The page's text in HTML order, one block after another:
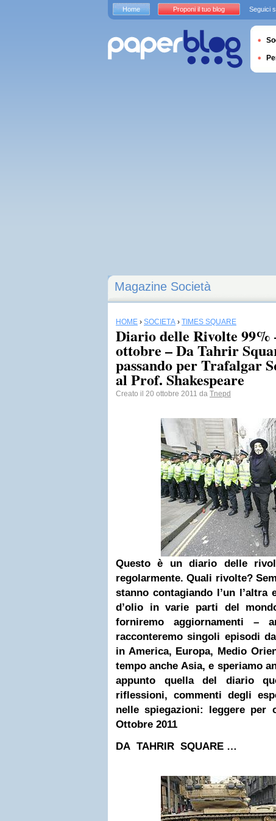
Magazine Società
HOME › SOCIETÀ › TIMES SQUARE
Diario delle Rivolte 99%
ottobre – Da Tahrir
passando per Trafalgar
al Prof. Shakespeare
Creato il 20 ottobre 2011 da Tnepd
Questo è un diario delle
regolarmente. Quali rivolte?
stanno contagiando l’un l’altra
d’olio in varie parti del
forniremo aggiornamenti –
racconteremo singoli episodi
in America, Europa, Medio
tempo anche Asia, e speriamo
appunto quella del diario
riflessioni, commenti degli
nelle spiegazioni: leggere per
Ottobre 2011
DA TAHRIR SQUARE …
Home Proponi il tuo blog Seguici